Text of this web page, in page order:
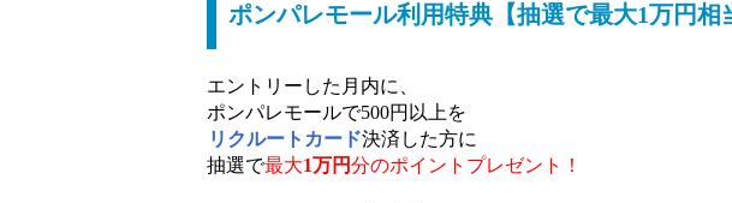
ポンパレモール利用特典【抽選で最大1万円相
エントリーした月内に、
ポンパレモールで500円以上を
リクルートカード決済した方に
抽選で最大1万円分のポイントプレゼント！